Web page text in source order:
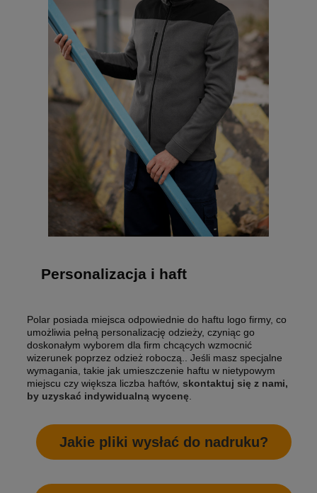
Personalizacja i haft
Polar posiada miejsca odpowiednie do haftu logo firmy, co
umożliwia pełną personalizację odzieży, czyniąc go
doskonałym wyborem dla firm chcących wzmocnić
wizerunek poprzez odzież roboczą.. Jeśli masz specjalne
wymagania, takie jak umieszczenie haftu w nietypowym
miejscu czy większa liczba haftów, skontaktuj się z nami,
by uzyskać indywidualną wycenę
Jakie pliki wysłać do nadruku?